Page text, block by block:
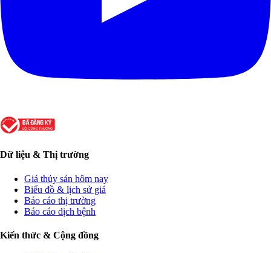
Dữ liệu & Thị trường
Giá thủy sản hôm nay
Biểu đồ & lịch sử giá
Báo cáo thị trường
Báo cáo dịch bệnh
Kiến thức & Cộng đồng